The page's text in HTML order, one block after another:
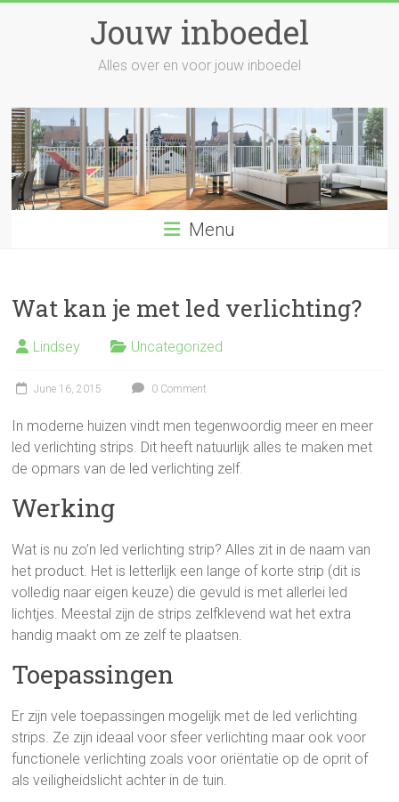
Jouw inboedel
Alles over en voor jouw inboedel
Menu
Wat kan je met led verlichting?
Lindsey Uncategorized
June 16, 2015 0 Comment
In moderne huizen vindt men tegenwoordig meer en meer
led verlichting strips. Dit heeft natuurlijk alles te maken met
de opmars van de led verlichting zelf.
Werking
Wat is nu zo’n led verlichting strip? Alles zit in de naam van
het product. Het is letterlijk een lange of korte strip (dit is
volledig naar eigen keuze) die gevuld is met allerlei led
lichtjes. Meestal zijn de strips zelfklevend wat het extra
handig maakt om ze zelf te plaatsen.
Toepassingen
Er zijn vele toepassingen mogelijk met de led verlichting
strips. Ze zijn ideaal voor sfeer verlichting maar ook voor
functionele verlichting zoals voor oriëntatie op de oprit of
als veiligheidslicht achter in de tuin.